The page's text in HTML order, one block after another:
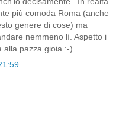
più comoda Roma (anche
genere di cose) ma
nemmeno lì. Aspetto i
alla pazza gioia :-)